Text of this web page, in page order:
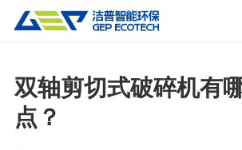
双轴撕碎机
解决方案
双轴剪切式破碎机有
点？